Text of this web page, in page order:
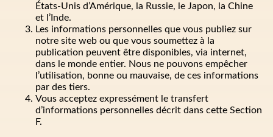
États-Unis d’Amérique, la Russie, le Japon, la Chine
et l’Inde.
Les informations personnelles que vous publiez sur
notre site web ou que vous soumettez à la
publication peuvent être disponibles, via internet,
dans le monde entier. Nous ne pouvons empêcher
l’utilisation, bonne ou mauvaise, de ces informations
par des tiers.
Vous acceptez expressément le transfert
d’informations personnelles décrit dans cette Section
F.